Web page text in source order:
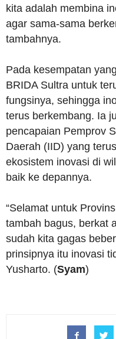
kita adalah membina
agar sama-sama
tambahnya.
Pada kesempatan
BRIDA Sultra untuk
fungsinya, sehingga
terus berkembang. Ia
pencapaian Pemprov
Daerah (IID) yang
ekosistem inovasi di
baik ke depannya.
“Selamat untuk
tambah bagus, berkat
sudah kita gagas
prinsipnya itu inovasi
Yusharto. (Syam)